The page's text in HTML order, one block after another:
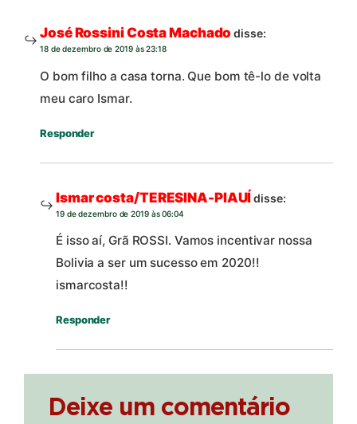
José Rossini Costa Machado disse:
18 de dezembro de 2019 às 23:18
O bom filho a casa torna. Que bom tê-lo de volta
meu caro Ismar.
Responder
Ismar costa/TERESINA-PIAUÍdisse:
19 de dezembro de 2019 às 06:04
É isso aí, Grã ROSSI. Vamos incentivar nossa
Bolivia a ser um sucesso em 2020!!
ismarcosta!!
Responder
Deixe um comentário